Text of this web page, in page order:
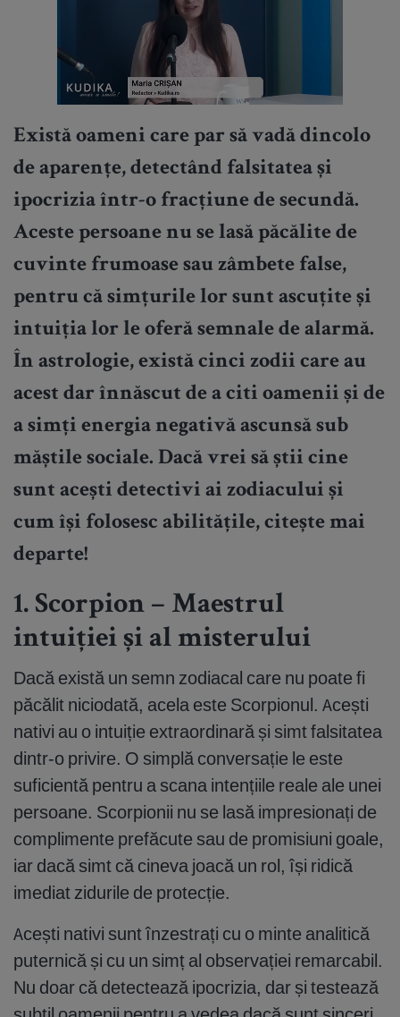
Există oameni care par să vadă dincolo
de aparențe, detectând falsitatea și
ipocrizia într-o fracțiune de secundă.
Aceste persoane nu se lasă păcălite de
cuvinte frumoase sau zâmbete false,
pentru că simțurile lor sunt ascuțite și
intuiția lor le oferă semnale de alarmă.
În astrologie, există cinci zodii care au
acest dar înnăscut de a citi oamenii și de
a simți energia negativă ascunsă sub
măștile sociale. Dacă vrei să știi cine
sunt acești detectivi ai zodiacului și
cum își folosesc abilitățile, citește mai
departe!
1. Scorpion – Maestrul
intuiției și al misterului
Dacă există un semn zodiacal care nu poate fi
păcălit niciodată, acela este Scorpionul. Acești
nativi au o intuiție extraordinară și simt falsitatea
dintr-o privire. O simplă conversație le este
suficientă pentru a scana intențiile reale ale unei
persoane. Scorpionii nu se lasă impresionați de
complimente prefăcute sau de promisiuni goale,
iar dacă simt că cineva joacă un rol, își ridică
imediat zidurile de protecție.
Acești nativi sunt înzestrați cu o minte analitică
puternică și cu un simț al observației remarcabil.
Nu doar că detectează ipocrizia, dar și testează